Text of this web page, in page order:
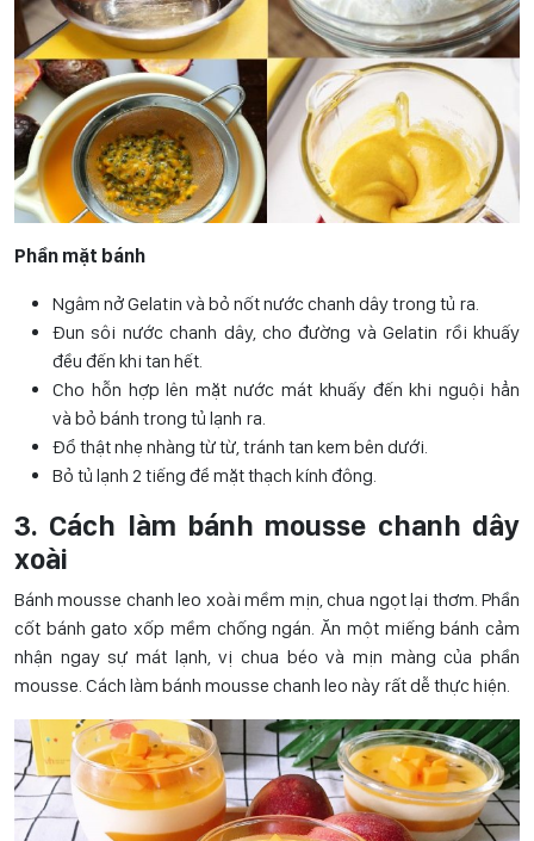
Phần mặt bánh
Ngâm nở Gelatin và bỏ nốt nước chanh dây trong tủ ra.
Đun sôi nước chanh dây, cho đường và Gelatin rồi khuấy
đều đến khi tan hết.
Cho hỗn hợp lên mặt nước mát khuấy đến khi nguội hẳn
và bỏ bánh trong tủ lạnh ra.
Đổ thật nhẹ nhàng từ từ, tránh tan kem bên dưới.
Bỏ tủ lạnh 2 tiếng để mặt thạch kính đông.
3. Cách làm bánh mousse chanh dây
xoài
Bánh mousse chanh leo xoài mềm mịn, chua ngọt lại thơm. Phần
cốt bánh gato xốp mềm chống ngán. Ăn một miếng bánh cảm
nhận ngay sự mát lạnh, vị chua béo và mịn màng của phần
mousse. Cách làm bánh mousse chanh leo này rất dễ thực hiện.